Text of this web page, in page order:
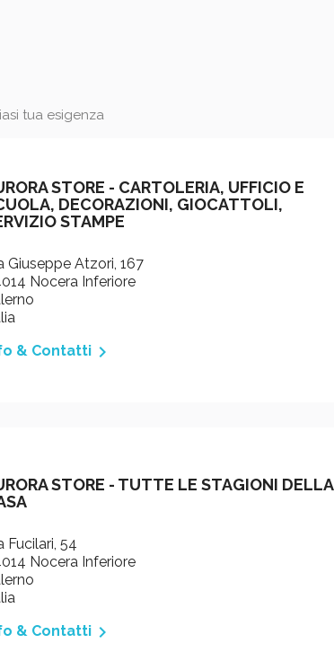
tua esigenza
STORE - CARTOLERIA, UFFICIO E
DECORAZIONI, GIOCATTOLI,
STAMPE
Giuseppe Atzori, 167
Nocera Inferiore
& Contatti 
STORE - TUTTE LE STAGIONI DELLA
Fucilari, 54
Nocera Inferiore
& Contatti 